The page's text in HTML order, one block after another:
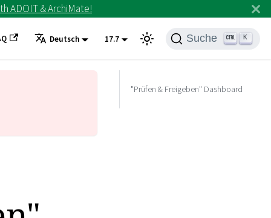
ADOIT & ArchiMate!
Deutsch 17.7 Suche K
"Prüfen & Freigeben" Dashboard